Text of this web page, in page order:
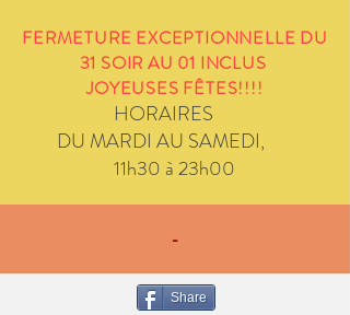
FERMETURE EXCEPTIONNELLE DU
31 SOIR AU 01 INCLUS
JOYEUSES FÊTES!!!!
HORAIRES
DU MARDI AU SAMEDI,
11h30 à 23h00
-
Share